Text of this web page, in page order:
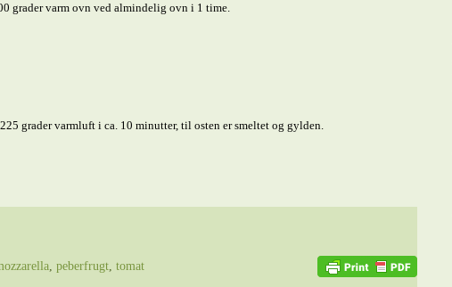
grader varm ovn ved almindelig ovn i 1 time.
grader varmluft i ca. 10 minutter, til osten er smeltet og gylden.
, peberfrugt, tomat